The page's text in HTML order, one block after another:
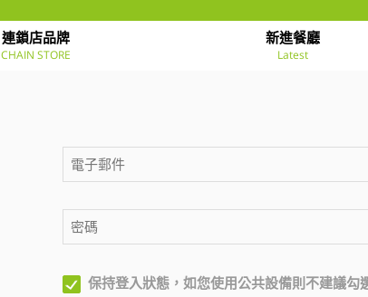
連鎖店品牌
CHAIN STORE
新進餐廳
Latest
保持登入狀態，如您使用公共設備則不建議勾